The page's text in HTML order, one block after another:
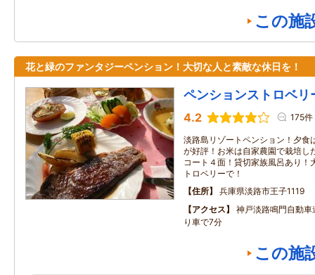
この施
花と緑のファンタジーペンション！大切な人と素敵な休日を！
ペンションストロベリ
4.2 175件
淡路島リゾートペンション！夕食
が好評！お米は自家農園で栽培し
コート４面！貸切家族風呂あり！
トロベリーで！
住所
兵庫県淡路市王子1119
アクセス
神戸淡路鳴門自動
り車で7分
この施